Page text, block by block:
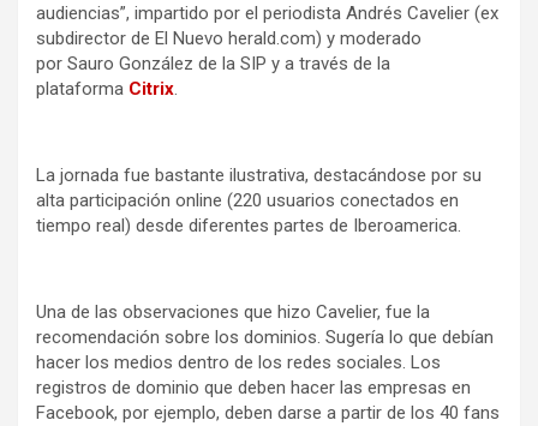
audiencias”, impartido por el periodista Andrés Cavelier (ex
subdirector de El Nuevo herald.com) y moderado
por Sauro González de la SIP y a través de la
plataforma Citrix.
La jornada fue bastante ilustrativa, destacándose por su
alta participación online (220 usuarios conectados en
tiempo real) desde diferentes partes de Iberoamerica.
Una de las observaciones que hizo Cavelier, fue la
recomendación sobre los dominios. Sugería lo que debían
hacer los medios dentro de los redes sociales. Los
registros de dominio que deben hacer las empresas en
Facebook, por ejemplo, deben darse a partir de los 40 fans